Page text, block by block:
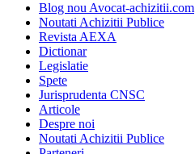
Blog nou Avocat-achizitii.com
Noutati Achizitii Publice
Revista AEXA
Dictionar
Legislatie
Spete
Jurisprudenta CNSC
Articole
Despre noi
Noutati Achizitii Publice